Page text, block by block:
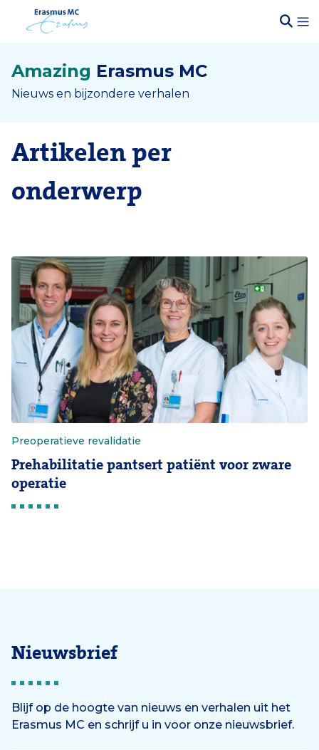
Amazing Erasmus MC
Nieuws en bijzondere verhalen
Artikelen per
onderwerp
Preoperatieve revalidatie
Prehabilitatie pantsert patiënt voor zware
operatie
Nieuwsbrief
Blijf op de hoogte van nieuws en verhalen uit het
Erasmus MC en schrijf u in voor onze nieuwsbrief.